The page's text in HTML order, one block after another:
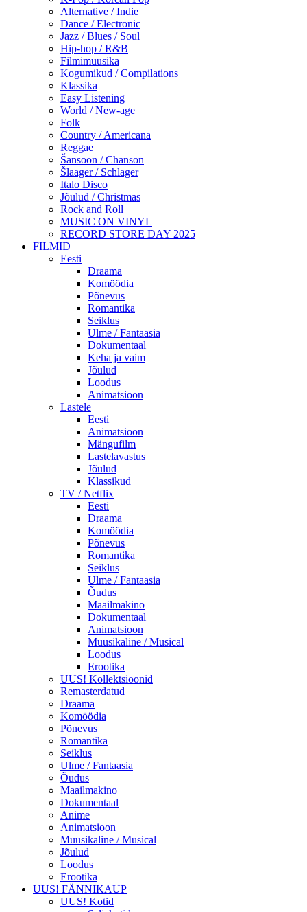
Alternative / Indie
Dance / Electronic
Jazz / Blues / Soul
Hip-hop / R&B
Filmimuusika
Kogumikud / Compilations
Klassika
Easy Listening
World / New-age
Folk
Country / Americana
Reggae
Šansoon / Chanson
Šlaager / Schlager
Italo Disco
Jõulud / Christmas
Rock and Roll
MUSIC ON VINYL
RECORD STORE DAY 2025
FILMID
Eesti
Draama
Komöödia
Põnevus
Romantika
Seiklus
Ulme / Fantaasia
Dokumentaal
Keha ja vaim
Jõulud
Loodus
Animatsioon
Lastele
Eesti
Animatsioon
Mängufilm
Lastelavastus
Jõulud
Klassikud
TV / Netflix
Eesti
Draama
Komöödia
Põnevus
Romantika
Seiklus
Ulme / Fantaasia
Õudus
Maailmakino
Dokumentaal
Animatsioon
Muusikaline / Musical
Loodus
Erootika
UUS! Kollektsioonid
Remasterdatud
Draama
Komöödia
Põnevus
Romantika
Seiklus
Ulme / Fantaasia
Õudus
Maailmakino
Dokumentaal
Anime
Animatsioon
Muusikaline / Musical
Jõulud
Loodus
Erootika
UUS! FÄNNIKAUP
UUS! Kotid